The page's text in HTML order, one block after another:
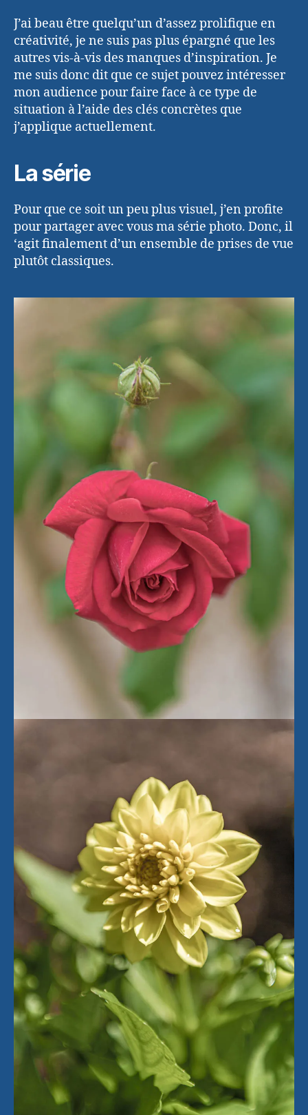
J’ai beau être quelqu’un d’assez prolifique en
créativité, je ne suis pas plus épargné que les
autres vis-à-vis des manques d’inspiration. Je
me suis donc dit que ce sujet pouvez intéresser
mon audience pour faire face à ce type de
situation à l’aide des clés concrètes que
j’applique actuellement.
La série
Pour que ce soit un peu plus visuel, j’en profite
pour partager avec vous ma série photo. Donc, il
‘agit finalement d’un ensemble de prises de vue
plutôt classiques.